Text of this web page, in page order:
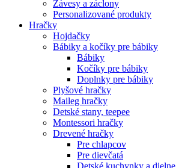
Závesy a záclony
Personalizované produkty
Hračky
Hojdačky
Bábiky a kočíky pre bábiky
Bábiky
Kočíky pre bábiky
Doplnky pre bábiky
Plyšové hračky
Maileg hračky
Detské stany, teepee
Montessori hračky
Drevené hračky
Pre chlapcov
Pre dievčatá
Detské kuchynky a dielne